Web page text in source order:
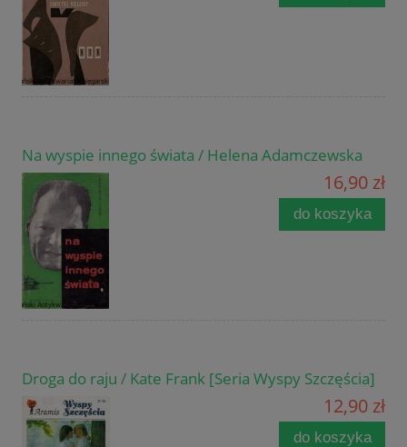
Na wyspie innego świata / Helena Adamczewska
16,90 zł
do koszyka
Droga do raju / Kate Frank [Seria Wyspy Szczęścia]
12,90 zł
do koszyka